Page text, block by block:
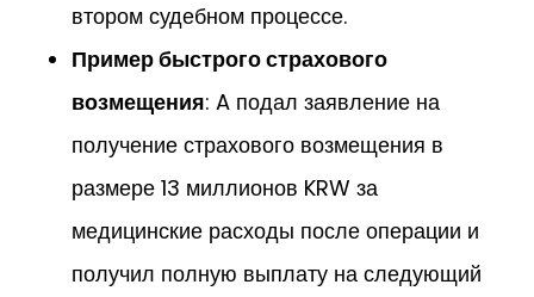
втором судебном процессе.
Пример быстрого страхового
возмещения: A подал заявление на
получение страхового возмещения в
размере 13 миллионов KRW за
медицинские расходы после операции и
получил полную выплату на следующий